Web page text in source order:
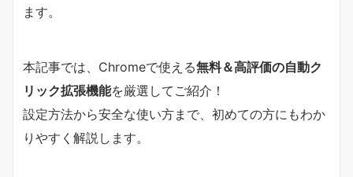
ます。
本記事では、Chromeで使える無料＆高評価の自動ク
リック拡張機能を厳選してご紹介！
設定方法から安全な使い方まで、初めての方にもわか
りやすく解説します。